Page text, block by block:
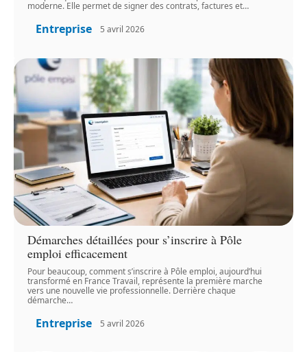
moderne. Elle permet de signer des contrats, factures et…
Entreprise 5 avril 2026
Démarches détaillées pour s’inscrire à Pôle
emploi efficacement
Pour beaucoup, comment s’inscrire à Pôle emploi, aujourd’hui
transformé en France Travail, représente la première marche
vers une nouvelle vie professionnelle. Derrière chaque
démarche…
Entreprise 5 avril 2026